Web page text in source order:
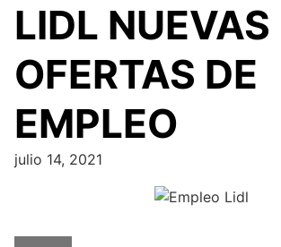
LIDL NUEVAS
OFERTAS DE
EMPLEO
julio 14, 2021